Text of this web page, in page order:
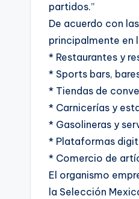
partidos.”
De acuerdo con
principalmente en
* Restaurantes y
* Sports bars,
* Tiendas de
* Carnicerías y
* Gasolineras y
* Plataformas
* Comercio de
El organismo
la Selección